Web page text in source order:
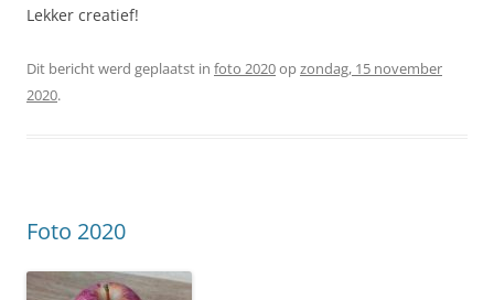
Lekker creatief!
Dit bericht werd geplaatst in foto 2020opzondag, 15 november
2020.
Foto 2020